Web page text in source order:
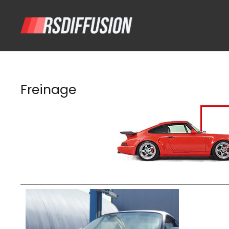
Freinage